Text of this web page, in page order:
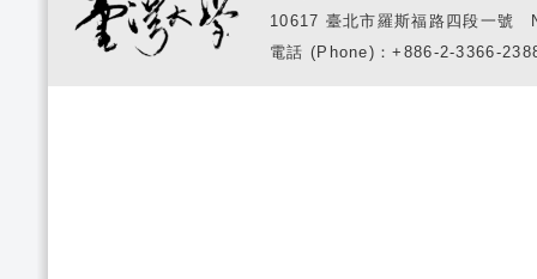
10617 臺北市羅斯福路四段一
電話 (Phone)：+886-2-3366-